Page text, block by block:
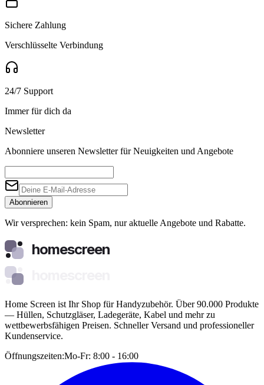
Sichere Zahlung
Verschlüsselte Verbindung
24/7 Support
Immer für dich da
Newsletter
Abonniere unseren Newsletter für Neuigkeiten und Angebote
Abonnieren
Wir versprechen: kein Spam, nur aktuelle Angebote und Rabatte.
homescreen
Home Screen ist Ihr Shop für Handyzubehör. Über 90.000 Produkte
— Hüllen, Schutzgläser, Ladegeräte, Kabel und mehr zu
wettbewerbsfähigen Preisen. Schneller Versand und professioneller
Kundenservice.
Öffnungszeiten:Mo-Fr: 8:00 - 16:00